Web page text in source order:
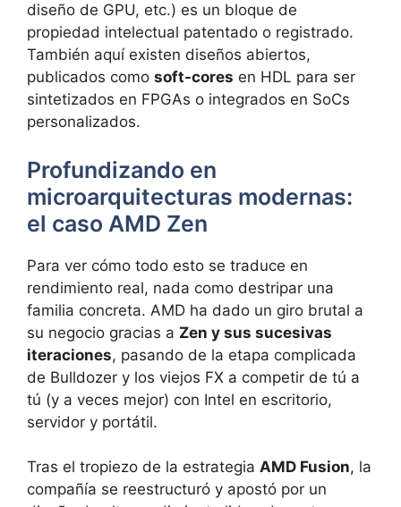
diseño de GPU, etc.) es un bloque de
propiedad intelectual patentado o registrado.
También aquí existen diseños abiertos,
publicados como soft-cores en HDL para ser
sintetizados en FPGAs o integrados en SoCs
personalizados.
Profundizando en
microarquitecturas modernas:
el caso AMD Zen
Para ver cómo todo esto se traduce en
rendimiento real, nada como destripar una
familia concreta. AMD ha dado un giro brutal a
su negocio gracias a Zen y sus sucesivas
iteraciones, pasando de la etapa complicada
de Bulldozer y los viejos FX a competir de tú a
tú (y a veces mejor) con Intel en escritorio,
servidor y portátil.
Tras el tropiezo de la estrategia AMD Fusion, la
compañía se reestructuró y apostó por un